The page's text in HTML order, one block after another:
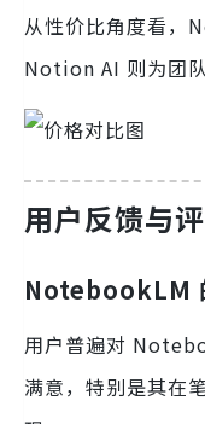
从性价比角度看，
Notion AI 则为团
用户反馈与
NotebookLM
用户普遍对
满意，特别是其在